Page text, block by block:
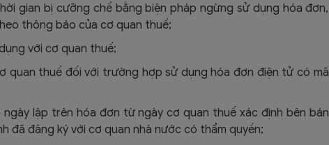
gian bị cưỡng chế bằng biện pháp ngừng sử dụng hóa đơn,
thông báo của cơ quan thuế;
với cơ quan thuế;
quan thuế đối với trường hợp sử dụng hóa đơn điện tử có mã
lập trên hóa đơn từ ngày cơ quan thuế xác định bên bán
đã đăng ký với cơ quan nhà nước có thẩm quyền;